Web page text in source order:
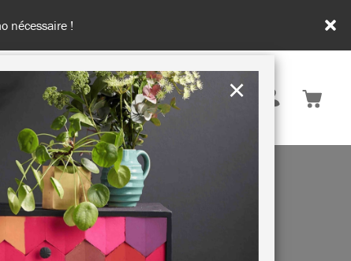
d'achats
France
& CONSEILS DURABILITÉ
×